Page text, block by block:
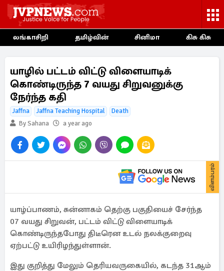
லங்காசிறி தமிழ்வின் சினிமா கிசு கிசு
யாழில் பட்டம் விட்டு விளையாடிக்
கொண்டிருந்த 7 வயது சிறுவனுக்கு
நேர்ந்த கதி
Jaffna Jaffna Teaching Hospital
Death
By Sahana
a year ago
விளம்பரம்
யாழ்ப்பாணம், சுன்னாகம் தெற்கு பகுதியைச் சேர்ந்த
07 வயது சிறுவன், பட்டம் விட்டு விளையாடிக்
கொண்டிருந்தபோது திடீரென உடல் நலக்குறைவு
ஏற்பட்டு உயிரிழந்துள்ளான்.
இது குறித்து மேலும் தெரியவருகையில், கடந்த 31ஆம்